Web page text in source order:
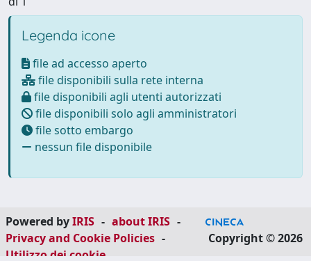
Legenda icone
file ad accesso aperto
file disponibili sulla rete interna
file disponibili agli utenti autorizzati
file disponibili solo agli amministratori
file sotto embargo
nessun file disponibile
Powered byIRIS - about IRIS -
Privacy and Cookie Policies -
Utilizzo dei cookie
Copyright © 2026